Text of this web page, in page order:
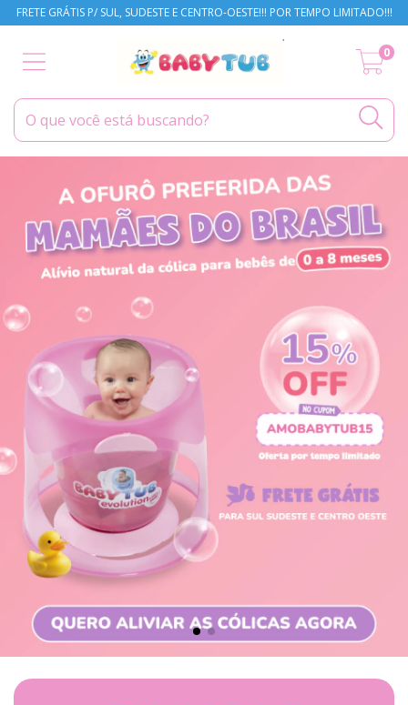
FRETE GRÁTIS P/ SUL, SUDESTE E CENTRO-OESTE!!! POR TEMPO LIMITADO!!!
0